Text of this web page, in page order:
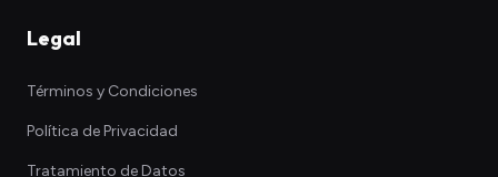
Legal
Términos y Condiciones
Política de Privacidad
Tratamiento de Datos